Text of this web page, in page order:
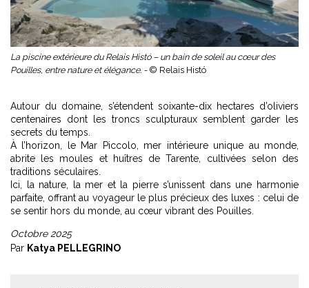
La piscine extérieure du Relais Histó – un bain de soleil au cœur des
Pouilles, entre nature et élégance. - © Relais Histó
Autour du domaine, s’étendent soixante-dix hectares d’oliviers
centenaires dont les troncs sculpturaux semblent garder les
secrets du temps.
À l’horizon, le Mar Piccolo, mer intérieure unique au monde,
abrite les moules et huîtres de Tarente, cultivées selon des
traditions séculaires.
Ici, la nature, la mer et la pierre s’unissent dans une harmonie
parfaite, offrant au voyageur le plus précieux des luxes : celui de
se sentir hors du monde, au cœur vibrant des Pouilles.
Octobre 2025
Par Katya PELLEGRINO